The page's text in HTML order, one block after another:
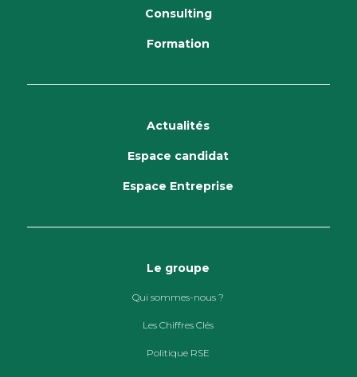
Consulting
Formation
Actualités
Espace candidat
Espace Entreprise
Le groupe
Qui sommes-nous ?
Les Chiffres Clés
Politique RSE